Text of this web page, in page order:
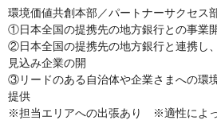
環境価値共創本部／パートナーサクセス
①日本全国の提携先の地方銀行との事業
②日本全国の提携先の地方銀行と連携し
見込み企業の開
③リードのある自治体や企業さまへの環
提供
※担当エリアへの出張あり ※適性によ